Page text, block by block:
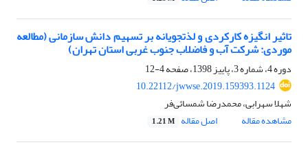
تاثیر انگیزه کارکردی و لذت‎جویانه بر تسهیم دانش سازمانی (مطالعه
موردی: شرکت آب و فاضلاب جنوب غربی استان تهران)
دوره 4، شماره 3، پاییز 1398، صفحه
4-12
10.22112/jwwse.2019.159393.1124
شهلا سهرابی، محمدرضا شمسائی‌فر
مشاهده مقاله
اصل مقاله 1.21 M